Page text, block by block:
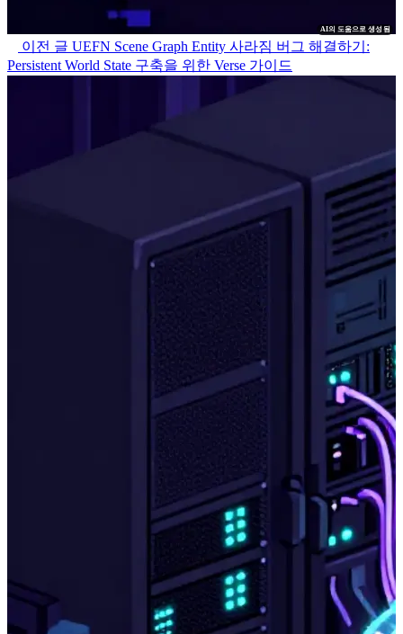
AI의 도움으로 생성됨
이전 글 UEFN Scene Graph Entity 사라짐 버그 해결하기:
Persistent World State 구축을 위한 Verse 가이드